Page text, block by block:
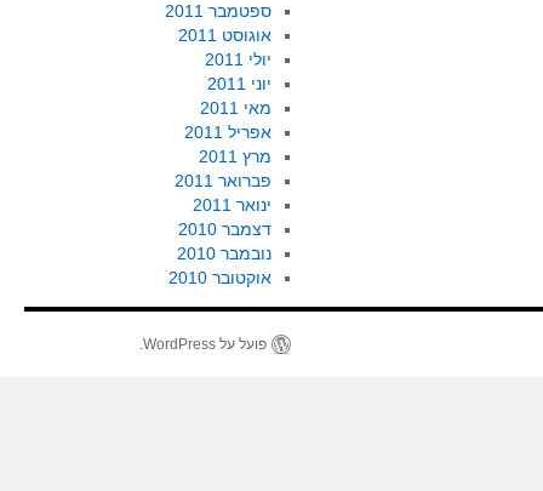
ספטמבר 2011
אוגוסט 2011
יולי 2011
יוני 2011
מאי 2011
אפריל 2011
מרץ 2011
פברואר 2011
ינואר 2011
דצמבר 2010
נובמבר 2010
אוקטובר 2010
פועל על WordPress.